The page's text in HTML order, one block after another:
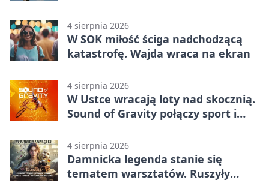
4 sierpnia 2026
W SOK miłość ściga nadchodzącą
katastrofę. Wajda wraca na ekran
4 sierpnia 2026
W Ustce wracają loty nad skocznią.
Sound of Gravity połączy sport i
4 sierpnia 2026
Damnicka legenda stanie się
tematem warsztatów. Ruszyły